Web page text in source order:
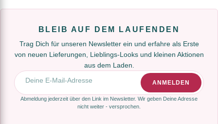
BLEIB AUF DEM LAUFENDEN
Trag Dich für unseren Newsletter ein und erfahre als Erste
von neuen Lieferungen, Lieblings-Looks und kleinen Aktionen
aus dem Laden.
E-Mail-Adresse
ANMELDEN
Abmeldung jederzeit über den Link im Newsletter. Wir geben Deine Adresse
nicht weiter - versprochen.